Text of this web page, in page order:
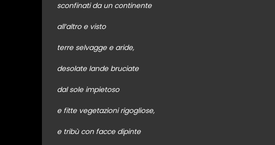
sconfinati da un continente
all’altro e visto
terre selvagge e aride,
desolate lande bruciate
dal sole impietoso
e fitte vegetazioni rigogliose,
e tribù con facce dipinte